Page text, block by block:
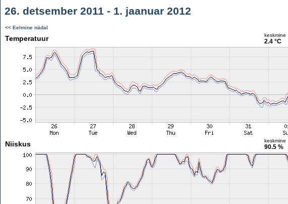
26. detsember 2011 - 1. jaanuar 2012
<< Eelmine nädal
Temperatuur keskmine
2.4 °C
Niiskus keskmine
90.5 %